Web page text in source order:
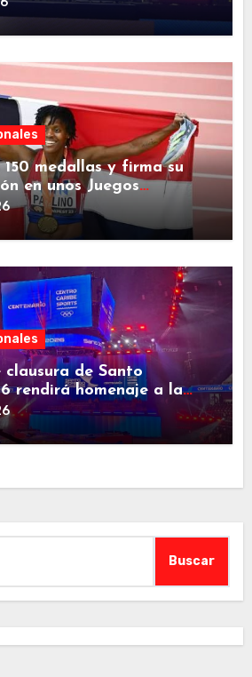
medallas y firma su
en unos Juegos
clausura de Santo
rendirá homenaje a la
de Centroamérica y el